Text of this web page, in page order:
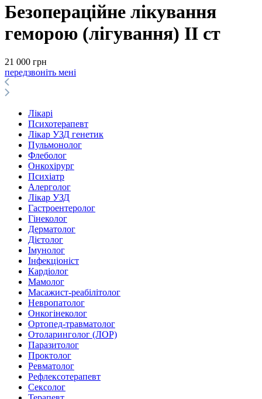
Безопераційне лікування
геморою (лігування) ІI ст
21 000 грн
передзвоніть мені
Лікарі
Психотерапевт
Лікар УЗД генетик
Пульмонолог
Флеболог
Онкохірург
Психіатр
Алерголог
Лікар УЗД
Гастроентеролог
Гінеколог
Дерматолог
Дієтолог
Імунолог
Інфекціоніст
Кардіолог
Мамолог
Масажист-реабілітолог
Невропатолог
Онкогінеколог
Ортопед-травматолог
Отоларинголог (ЛОР)
Паразитолог
Проктолог
Ревматолог
Рефлексотерапевт
Сексолог